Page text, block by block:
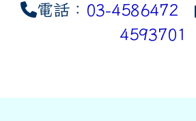
電話： 03-4586472
4593701